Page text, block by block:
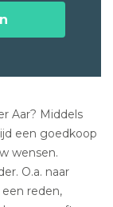
Aar? Middels
een goedkoop
wensen.
O.a. naar
een reden,